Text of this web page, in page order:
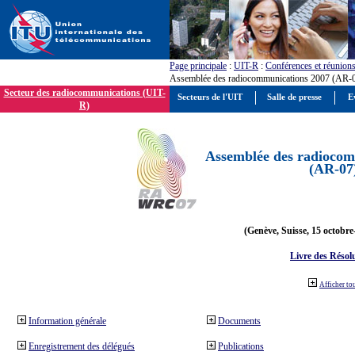
Page principale : UIT-R : Conférences et réunions
Assemblée des radiocommunications 2007 (AR-
Secteur des radiocommunications (UIT-
R)
Assemblée des
(AR-
(Genève, Suisse, 15
Livre des
Afficher
Information générale
Enregistrement des délégués
Documents
Publications
Secteurs de l'UIT Salle de presse